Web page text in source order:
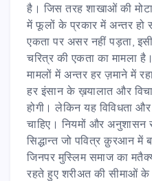
है। जिस तरह शाखाओं की
में फूलों के प्रकार में अन्तर हो
एकता पर असर नहीं पड़ता,
चरित्र की एकता का मामला
मामलों में अन्तर हर ज़माने में
हर इंसान के ख़यालात और
होगी। लेकिन यह विविधता और
चाहिए। नियमों और अनुशासन
सिद्धान्त जो पवित्र क़ुरआन में
जिनपर मुस्लिम समाज का
रहते हुए शरीअत की सीमाओं